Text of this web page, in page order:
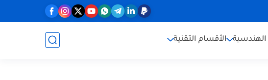
الهندسية الأقسام التقنية